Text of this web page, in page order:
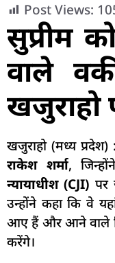
Post Views:
सुप्रीम
वाले
खजुराहो
खजुराहो (मध्य
राकेश शर्मा,
न्यायाधीश (CJI) पर
उन्होंने कहा कि वे
आए हैं और आने वाले
करेंगे।